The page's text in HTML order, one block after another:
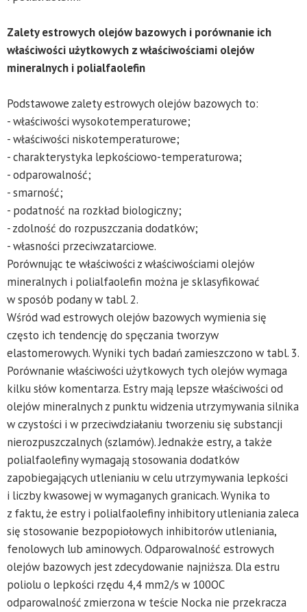
Zalety estrowych olejów bazowych i porównanie ich
właściwości użytkowych z właściwościami olejów
mineralnych i polialfaolefin
Podstawowe zalety estrowych olejów bazowych to:
- właściwości wysokotemperaturowe;
- właściwości niskotemperaturowe;
- charakterystyka lepkościowo-temperaturowa;
- odparowalność;
- smarność;
- podatność na rozkład biologiczny;
- zdolność do rozpuszczania dodatków;
- własności przeciwzatarciowe.
Porównując te właściwości z właściwościami olejów
mineralnych i polialfaolefin można je sklasyfikować
w sposób podany w tabl. 2.
Wśród wad estrowych olejów bazowych wymienia się
często ich tendencję do spęczania tworzyw
elastomerowych. Wyniki tych badań zamieszczono w tabl. 3.
Porównanie właściwości użytkowych tych olejów wymaga
kilku słów komentarza. Estry mają lepsze właściwości od
olejów mineralnych z punktu widzenia utrzymywania silnika
w czystości i w przeciwdziałaniu tworzeniu się substancji
nierozpuszczalnych (szlamów). Jednakże estry, a także
polialfaolefiny wymagają stosowania dodatków
zapobiegających utlenianiu w celu utrzymywania lepkości
i liczby kwasowej w wymaganych granicach. Wynika to
z faktu, że estry i polialfaolefiny inhibitory utleniania zaleca
się stosowanie bezpopiołowych inhibitorów utleniania,
fenolowych lub aminowych. Odparowalność estrowych
olejów bazowych jest zdecydowanie najniższa. Dla estru
poliolu o lepkości rzędu 4,4 mm2/s w 100OC
odparowalność zmierzona w teście Nocka nie przekracza